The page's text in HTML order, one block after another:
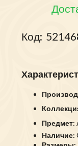
Код:
Предмет:
Наличие: